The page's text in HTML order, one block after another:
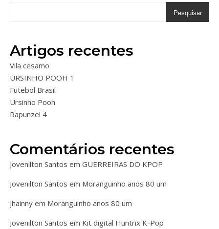
Pesquisar
Artigos recentes
Vila cesamo
URSINHO POOH 1
Futebol Brasil
Ursinho Pooh
Rapunzel 4
Comentários recentes
Jovenilton Santos em GUERREIRAS DO KPOP
Jovenilton Santos em Moranguinho anos 80 um
jhainny em Moranguinho anos 80 um
Jovenilton Santos em Kit digital Huntrix K-Pop